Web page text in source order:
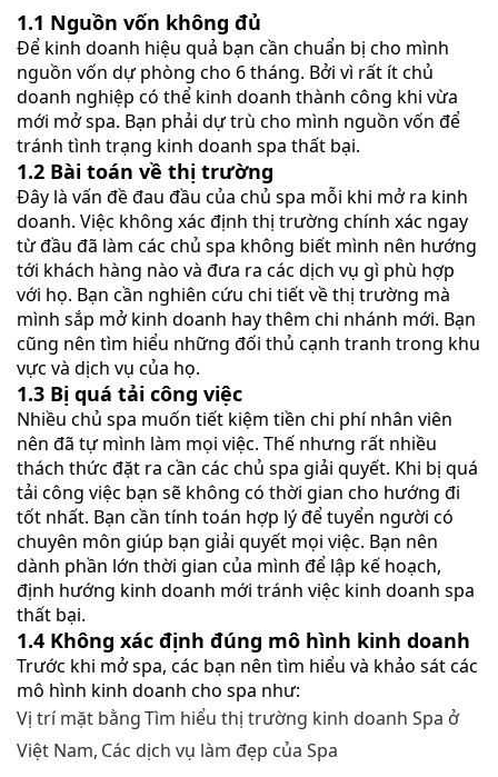
1.1 Nguồn vốn không đủ
Để kinh doanh hiệu quả bạn cần chuẩn bị cho mình
nguồn vốn dự phòng cho 6 tháng. Bởi vì rất ít chủ
doanh nghiệp có thể kinh doanh thành công khi vừa
mới mở spa. Bạn phải dự trù cho mình nguồn vốn để
tránh tình trạng kinh doanh spa thất bại.
1.2 Bài toán về thị trường
Đây là vấn đề đau đầu của chủ spa mỗi khi mở ra kinh
doanh. Việc không xác định thị trường chính xác ngay
từ đầu đã làm các chủ spa không biết mình nên hướng
tới khách hàng nào và đưa ra các dịch vụ gì phù hợp
với họ. Bạn cần nghiên cứu chi tiết về thị trường mà
mình sắp mở kinh doanh hay thêm chi nhánh mới. Bạn
cũng nên tìm hiểu những đối thủ cạnh tranh trong khu
vực và dịch vụ của họ.
1.3 Bị quá tải công việc
Nhiều chủ spa muốn tiết kiệm tiền chi phí nhân viên
nên đã tự mình làm mọi việc. Thế nhưng rất nhiều
thách thức đặt ra cần các chủ spa giải quyết. Khi bị quá
tải công việc bạn sẽ không có thời gian cho hướng đi
tốt nhất. Bạn cần tính toán hợp lý để tuyển người có
chuyên môn giúp bạn giải quyết mọi việc. Bạn nên
dành phần lớn thời gian của mình để lập kế hoạch,
định hướng kinh doanh mới tránh việc kinh doanh spa
thất bại.
1.4 Không xác định đúng mô hình kinh doanh
Trước khi mở spa, các bạn nên tìm hiểu và khảo sát các
mô hình kinh doanh cho spa như:
Vị trí mặt bằngTìm hiểu thị trường kinh doanh Spa ở
Việt Nam, Các dịch vụ làm đẹp của Spa